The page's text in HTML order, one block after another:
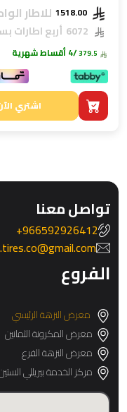
للاطار
أربع اطارات
/4 أقساط شهرية
اشتري
تواصل معنا
966592926412+
الفروع
معرض النزهة الرئيسي
معرض المكرونة الثمانين
معرض النزهة الفرع
مركز الخدمة بيريللي